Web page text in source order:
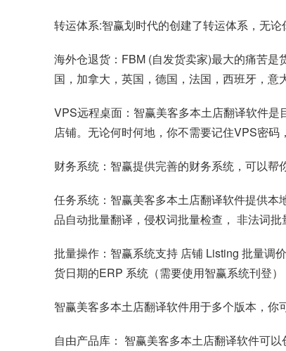
转运体系:智赢划时代的创建了转运体系，无
海外仓退货：FBM (自发货卖家)最大的痛苦
国，加拿大，英国，德国，法国，西班牙，意
VPS远程桌面：智赢美客多本土店翻译软件
店铺。无论何时何地，你不需要记住VPS密码
财务系统：智赢提供完善的财务系统，可以帮
任务系统：智赢美客多本土店翻译软件提供
品自动批量翻译，侵权词批量检查， 非法词
批量操作：智赢系统支持 店铺 Listing 批量调
货日期的ERP 系统（需要使用智赢系统刊登
智赢美客多本土店翻译软件用于多个版本，你
自由产品库： 智赢美客多本土店翻译软件可